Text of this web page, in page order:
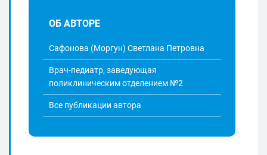
ОБ АВТОРЕ
Сафонова (Моргун) Светлана Петровна
Врач-педиатр, заведующая
поликлиническим отделением №2
Все публикации автора